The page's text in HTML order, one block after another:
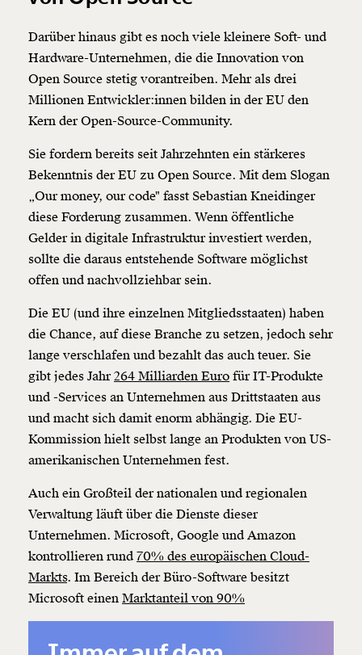
Veränderung
beginnt mit Dir!
Darüber hinaus gibt es noch viele kleinere Soft- und
Hardware-Unternehmen, die die Innovation von
Open Source stetig vorantreiben. Mehr als drei
Millionen Entwickler:innen bilden in der EU den
Kern der Open-Source-Community.
Sie fordern bereits seit Jahrzehnten ein stärkeres
Bekenntnis der EU zu Open Source. Mit dem Slogan
„Our money, our code" fasst Sebastian Kneidinger
diese Forderung zusammen. Wenn öffentliche
Gelder in digitale Infrastruktur investiert werden,
sollte die daraus entstehende Software möglichst
offen und nachvollziehbar sein.
Die EU (und ihre einzelnen Mitgliedsstaaten) haben
die Chance, auf diese Branche zu setzen, jedoch sehr
lange verschlafen und bezahlt das auch teuer. Sie
gibt jedes Jahr264 Milliarden Euro für IT-Produkte
und -Services an Unternehmen aus Drittstaaten aus
und macht sich damit enorm abhängig. Die EU-
Kommission hielt selbst lange an Produkten von US-
amerikanischen Unternehmen fest.
Auch ein Großteil der nationalen und regionalen
Verwaltung läuft über die Dienste dieser
Unternehmen. Microsoft, Google und Amazon
kontrollieren rund 70% des europäischen Cloud-
Markts. Im Bereich der Büro-Software besitzt
Microsoft einen Marktanteil von 90%